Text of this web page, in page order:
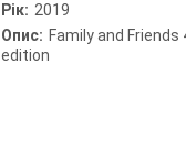
Рік: 2019
Опис: Family and Friends
edition